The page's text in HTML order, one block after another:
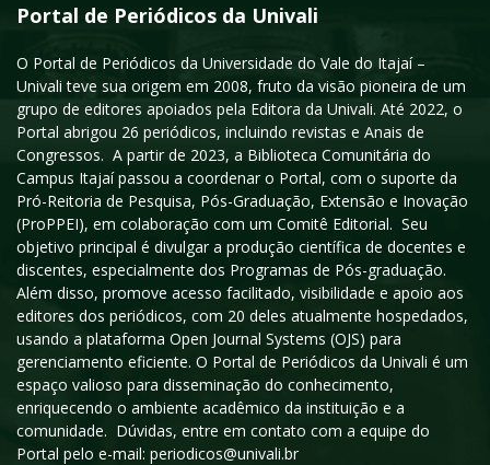
Portal de Periódicos da Univali
O Portal de Periódicos da Universidade do Vale do Itajaí –
Univali teve sua origem em 2008, fruto da visão pioneira de um
grupo de editores apoiados pela Editora da Univali. Até 2022, o
Portal abrigou 26 periódicos, incluindo revistas e Anais de
Congressos. A partir de 2023, a Biblioteca Comunitária do
Campus Itajaí passou a coordenar o Portal, com o suporte da
Pró-Reitoria de Pesquisa, Pós-Graduação, Extensão e Inovação
(ProPPEI), em colaboração com um Comitê Editorial. Seu
objetivo principal é divulgar a produção científica de docentes e
discentes, especialmente dos Programas de Pós-graduação.
Além disso, promove acesso facilitado, visibilidade e apoio aos
editores dos periódicos, com 20 deles atualmente hospedados,
usando a plataforma Open Journal Systems (OJS) para
gerenciamento eficiente. O Portal de Periódicos da Univali é um
espaço valioso para disseminação do conhecimento,
enriquecendo o ambiente acadêmico da instituição e a
comunidade. Dúvidas, entre em contato com a equipe do
Portal pelo e-mail: periodicos@univali.br